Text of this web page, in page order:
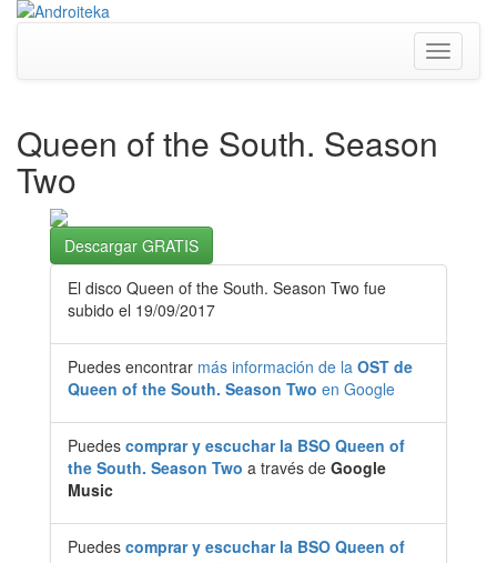
Toggle
Queen of the South. Season
Two
Descargar GRATIS
El disco Queen of the South. Season Two fue
subido el 19/09/2017
Puedes encontrar más información de la OST de
Queen of the South. Season Two en Google
Puedes comprar y escuchar la BSO Queen of
the South. Season Two a través de Google
Music
Puedes comprar y escuchar la BSO Queen of